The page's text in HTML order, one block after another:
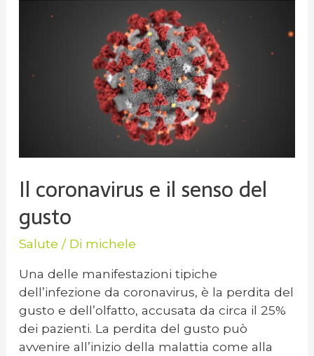
Il coronavirus e il senso del
gusto
Salute / Di michele
Una delle manifestazioni tipiche
dell’infezione da coronavirus, è la perdita del
gusto e dell’olfatto, accusata da circa il 25%
dei pazienti. La perdita del gusto può
avvenire all’inizio della malattia come alla